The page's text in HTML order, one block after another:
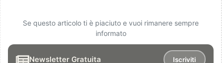
Se questo articolo ti è piaciuto e vuoi rimanere sempre
informato
Newsletter Gratuita Iscriviti